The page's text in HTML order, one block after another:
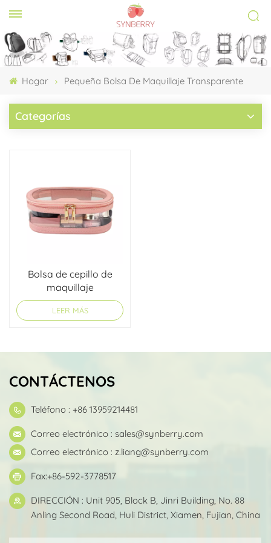
Hogar Pequeña Bolsa De Maquillaje Transparente
Categorías
Bolsa de cepillo de
maquillaje
transparente
LEER MÁS
CONTÁCTENOS
Teléfono : +86 13959214481
Correo electrónico : sales@synberry.com
Correo electrónico : z.liang@synberry.com
Fax:+86-592-3778517
DIRECCIÓN : Unit 905, Block B, Jinri Building, No. 88
Anling Second Road, Huli District, Xiamen, Fujian, China